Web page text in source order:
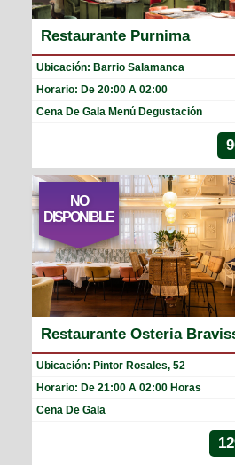
Restaurante Purnima
Ubicación: Barrio Salamanca
Horario: De 20:00 A 02:00
Cena De Gala Menú Degustación
NO
DISPONIBLE
Restaurante Osteria
Ubicación: Pintor Rosales, 52
Horario: De 21:00 A 02:00 Horas
Cena De Gala